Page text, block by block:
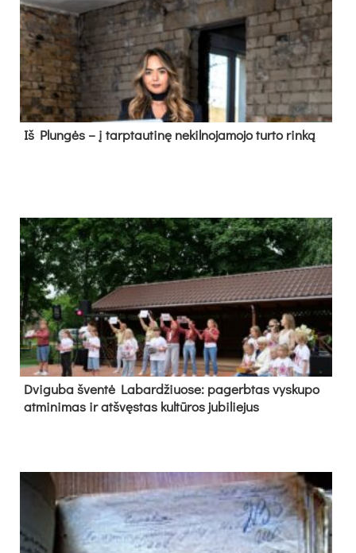
Iš Plungės – į tarptautinę nekilnojamojo turto rinką
Dvi­gu­ba šven­tė La­bar­džiuo­se: pa­gerb­tas vys­ku­po
at­mi­ni­mas ir at­švęs­tas kul­tū­ros ju­bi­lie­jus